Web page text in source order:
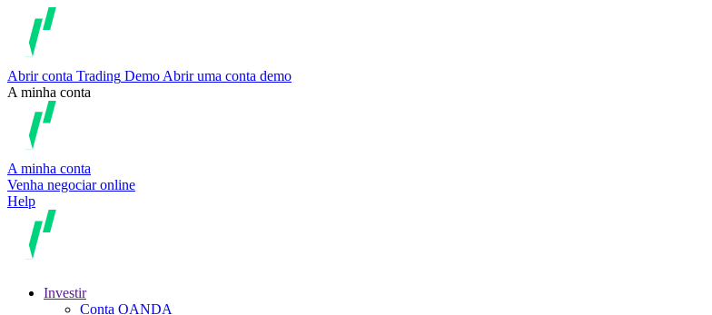
Abrir conta Trading Demo Abrir uma conta demo
A minha conta
A minha conta
Venha negociar online
Help
Investir
Conta OANDA